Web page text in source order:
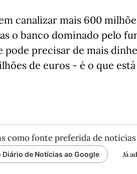
canalizar mais 600
o banco dominado pelo
pode precisar de mais
de euros - é o que
como fonte preferida de notícias
de Notícias ao Google Já